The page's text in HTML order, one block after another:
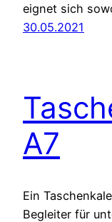
eignet sich
30.05.2021
A7
Ein
Begleiter für